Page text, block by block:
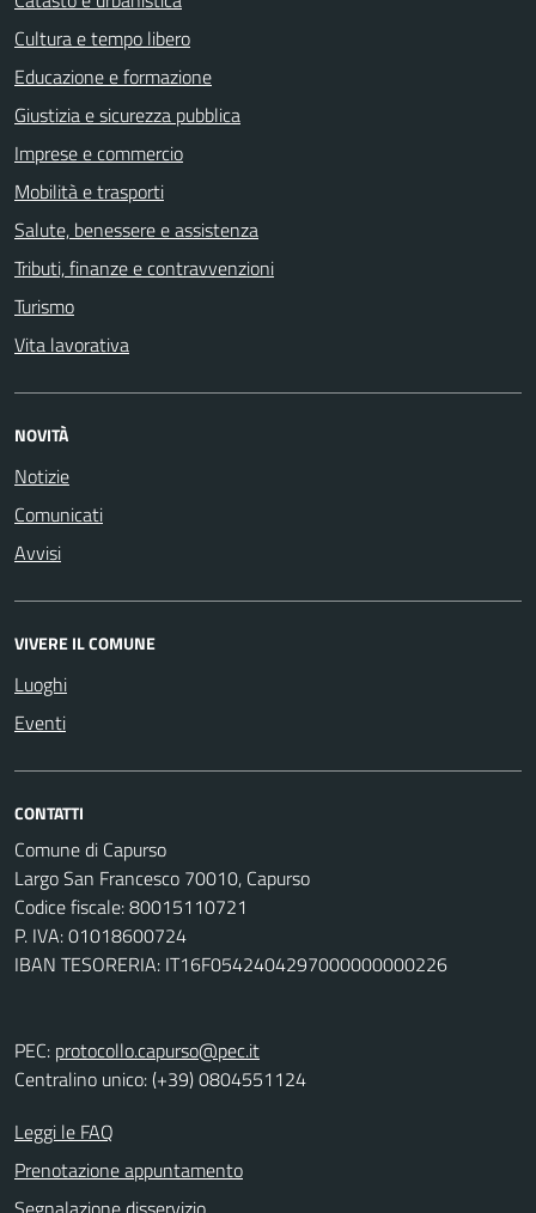
Cultura e tempo libero
Educazione e formazione
Giustizia e sicurezza pubblica
Imprese e commercio
Mobilità e trasporti
Salute, benessere e assistenza
Tributi, finanze e contravvenzioni
Turismo
Vita lavorativa
NOVITÀ
Notizie
Comunicati
Avvisi
VIVERE IL COMUNE
Luoghi
Eventi
CONTATTI
Comune di Capurso
Largo San Francesco 70010, Capurso
Codice fiscale: 80015110721
P. IVA: 01018600724
IBAN TESORERIA: IT16F0542404297000000000226
PEC: protocollo.capurso@pec.it
Centralino unico: (+39) 0804551124
Leggi le FAQ
Prenotazione appuntamento